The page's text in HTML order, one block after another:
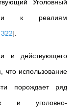
Уголовный
к реалиям
]
и действующего
что использование
порождает ряд
и уголовно-